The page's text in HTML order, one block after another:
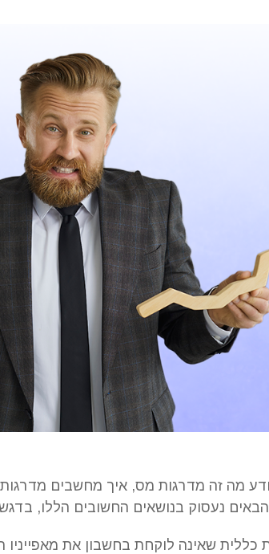
מה זה מדרגות מס, איך מחשבים
נעסוק בנושאים החשובים הללו,
שאינה לוקחת בחשבון את מאפייניו